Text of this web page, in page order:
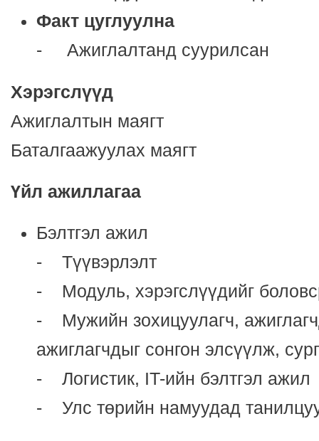
Факт цуглуулна
- Ажиглалтанд суурилсан
Хэрэгслүүд
Ажиглалтын маягт
Баталгаажуулах маягт
Үйл ажиллагаа
Бэлтгэл ажил
- Түүвэрлэлт
- Модуль, хэрэгслүүдийг
- Мужийн зохицуулагч,
ажиглагчдыг сонгон элсүүлж,
- Логистик, IT-ийн бэлтгэл ажил
- Улс төрийн намуудад